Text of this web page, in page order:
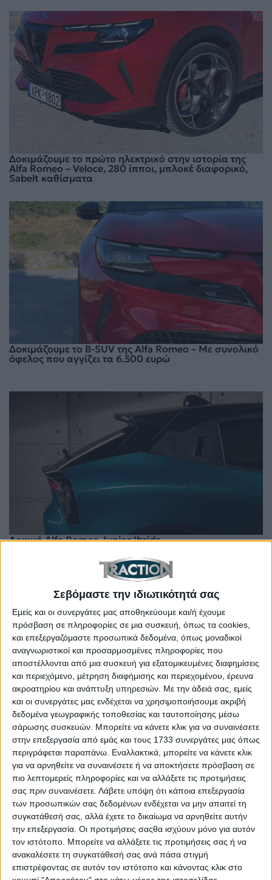
Σεβόμαστε την ιδιωτικότητά σας
Εμείς και οι συνεργάτες μας αποθηκεύουμε και/ή έχουμε
πρόσβαση σε πληροφορίες σε μια συσκευή, όπως τα cookies,
και επεξεργαζόμαστε προσωπικά δεδομένα, όπως μοναδικοί
αναγνωριστικοί και προσαρμοσμένες πληροφορίες που
αποστέλλονται από μια συσκευή για εξατομικευμένες διαφημίσεις
και περιεχόμενο, μέτρηση διαφήμισης και περιεχομένου, έρευνα
ακροατηρίου και ανάπτυξη υπηρεσιών. Με την άδειά σας, εμείς
και οι συνεργάτες μας ενδέχεται να χρησιμοποιήσουμε ακριβή
δεδομένα γεωγραφικής τοποθεσίας και ταυτοποίησης μέσω
σάρωσης συσκευών. Μπορείτε να κάνετε κλικ για να συναινέσετε
στην επεξεργασία από εμάς και τους 1733 συνεργάτες μας όπως
περιγράφεται παραπάνω. Εναλλακτικά, μπορείτε να κάνετε κλικ
για να αρνηθείτε να συναινέσετε ή να αποκτήσετε πρόσβαση σε
πιο λεπτομερείς πληροφορίες και να αλλάξετε τις προτιμήσεις
σας πριν συναινέσετε. Λάβετε υπόψη ότι κάποια επεξεργασία
των προσωπικών σας δεδομένων ενδέχεται να μην απαιτεί τη
συγκατάθεσή σας, αλλά έχετε το δικαίωμα να αρνηθείτε αυτήν
την επεξεργασία. Οι προτιμήσεις σαςθα ισχύουν μόνο για αυτόν
τον ιστότοπο. Μπορείτε να αλλάξετε τις προτιμήσεις σας ή να
ανακαλέσετε τη συγκατάθεσή σας ανά πάσα στιγμή
επιστρέφοντας σε αυτόν τον ιστότοπο και κάνοντας κλικ στο
Δοκιμάζουμε το πρώτο ηλεκτρικό στην ιστορία της
Alfa Romeo – Veloce, 280 ίπποι, μπλοκέ διαφορικό,
Sabelt καθίσματα
Δοκιμάζουμε το B-SUV της Alfa Romeo – Mε συνολικό
όφελος που αγγίζει τα 6.500 ευρώ
Δοκιμή Alfa Romeo Junior Ibrida
Δοκιμάζουμε το ανανεωμένο, τετρακίνητο, ιταλικό
SUV με 210 diesel ίππους